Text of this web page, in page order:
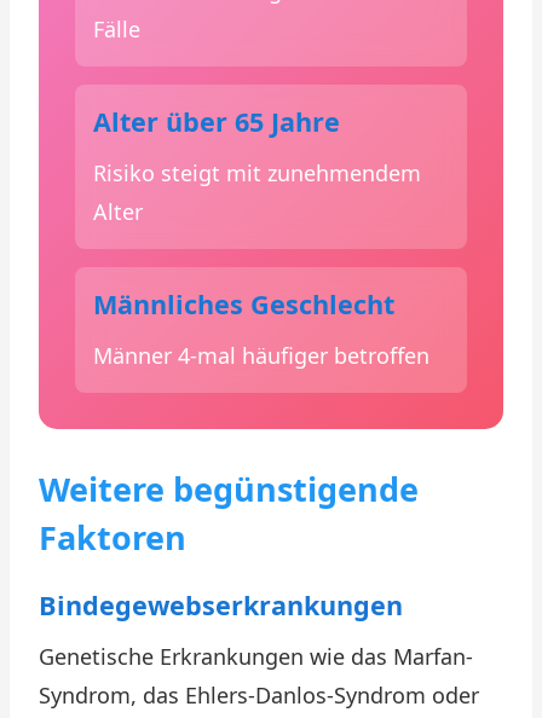
Fälle
Alter über 65 Jahre
Risiko steigt mit zunehmendem
Alter
Männliches Geschlecht
Männer 4-mal häufiger betroffen
Weitere begünstigende
Faktoren
Bindegewebserkrankungen
Genetische Erkrankungen wie das Marfan-
Syndrom, das Ehlers-Danlos-Syndrom oder